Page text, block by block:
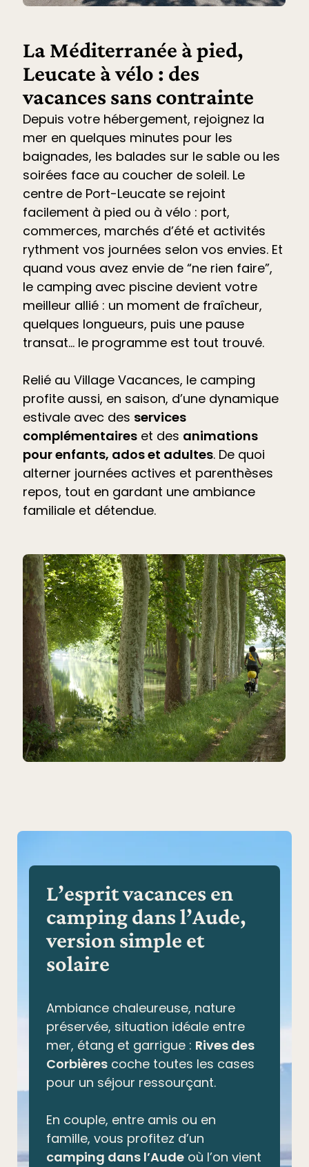
La Méditerranée à pied,
Leucate à vélo : des
vacances sans contrainte
Depuis votre hébergement, rejoignez la
mer en quelques minutes pour les
baignades, les balades sur le sable ou les
soirées face au coucher de soleil. Le
centre de Port-Leucate se rejoint
facilement à pied ou à vélo : port,
commerces, marchés d’été et activités
rythment vos journées selon vos envies. Et
quand vous avez envie de “ne rien faire”,
le camping avec piscine devient votre
meilleur allié : un moment de fraîcheur,
quelques longueurs, puis une pause
transat… le programme est tout trouvé.
Relié au Village Vacances, le camping
profite aussi, en saison, d’une dynamique
estivale avec des services
complémentaires et des animations
pour enfants, ados et adultes. De quoi
alterner journées actives et parenthèses
repos, tout en gardant une ambiance
familiale et détendue.
L’esprit vacances en
camping dans l’Aude,
version simple et
solaire
Ambiance chaleureuse, nature
préservée, situation idéale entre
mer, étang et garrigue : Rives des
Corbièrescoche toutes les cases
pour un séjour ressourçant.
En couple, entre amis ou en
famille, vous profitez d’un
camping dans l’Audeoù l’on vient